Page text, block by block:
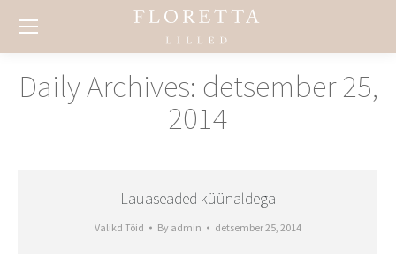
Daily Archives: detsember 25,
2014
Lauaseaded küünaldega
Valikd Töid By admin detsember 25, 2014